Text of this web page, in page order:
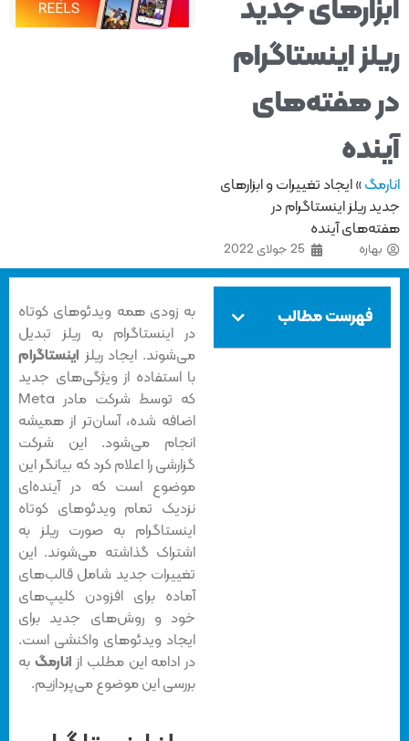
جدید
اینستاگرام
هفته‌های
»ایجاد تغییرات و ابزارهای
ریلز اینستاگرام در
آینده
بهاره 25 جولای 2022
فهرست مطالب
به زودی همه‌ ویدئوهای کوتاه
در اینستاگرام به ریلز تبدیل
می‌شوند. ایجاد ریلز اینستاگرام
با استفاده از ویژگی‌های جدید
که توسط شرکت مادر Meta
اضافه شده، آسان‌تر از همیشه
انجام می‌شود. این شرکت
گزارشی را اعلام کرد که بیانگر این
موضوع است که در آینده‌ای
نزدیک تمام ویدئوهای کوتاه
اینستاگرام به صورت ریلز به
اشتراک گذاشته‌ می‌شوند. این
تغییرات جدید شامل قالب‌های
آماده برای افزودن کلیپ‌های
خود و روش‌های جدید برای
ایجاد ویدئوهای واکنشی است.
در ادامه این مطلب ازانارمگبه
بررسی این موضوع می‌پردازیم.